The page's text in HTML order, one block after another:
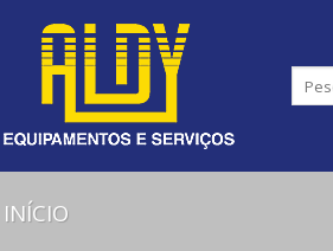
INÍCIO